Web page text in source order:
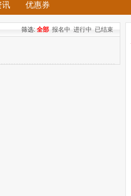
讯 优惠券
筛选: 全部 报名中 进行中 已结束